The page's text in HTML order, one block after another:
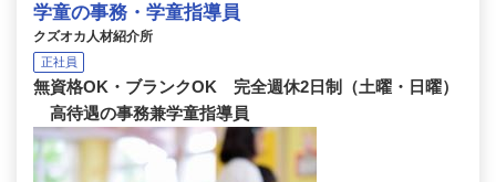
学童の事務・学童指導員
クズオカ人材紹介所
正社員
無資格OK・ブランクOK 完全週休2日制（土曜・日曜）
高待遇の事務兼学童指導員